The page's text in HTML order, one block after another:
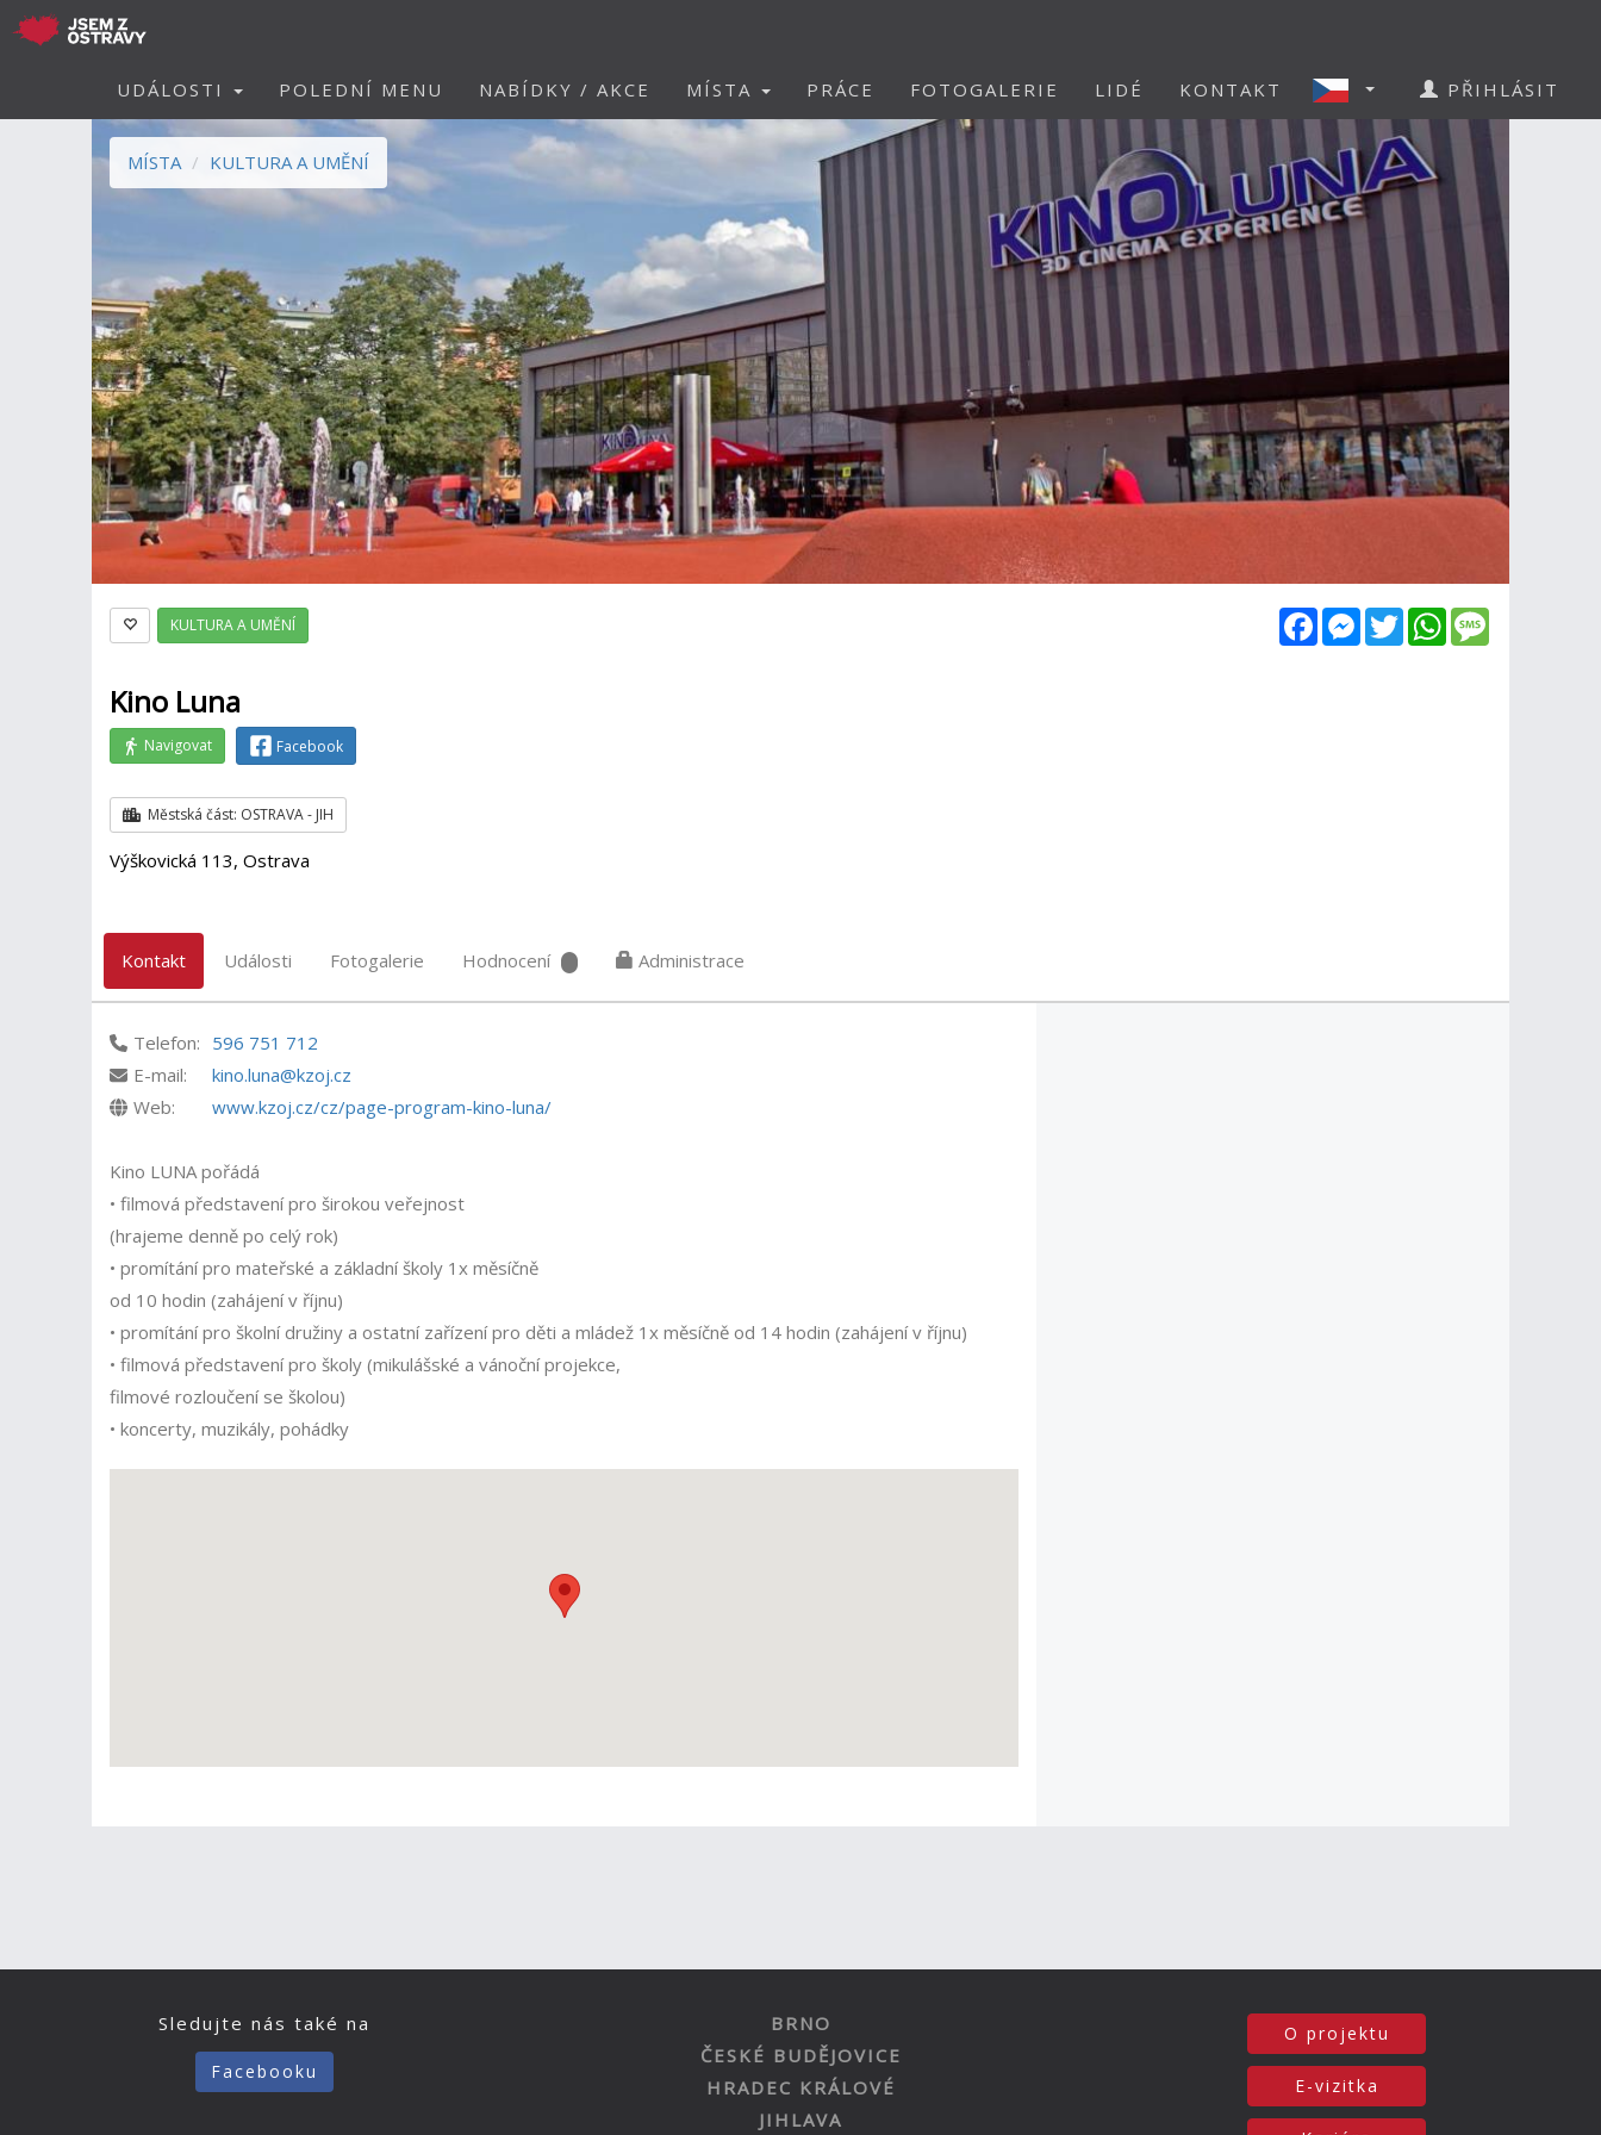
UDÁLOSTI POLEDNÍ MENU NABÍDKY / AKCE MÍSTA PRÁCE FOTOGALERIE LIDÉ KONTAKT PŘIHLÁSIT
MÍSTA KULTURA A UMĚNÍ
FacebookMessenger
TwitterWhatsApp
KULTURA A UMĚNÍ
Kino Luna
Navigovat Facebook
Městská část: OSTRAVA - JIH
Výškovická 113, Ostrava
Kontakt Události Fotogalerie Hodnocení Administrace
Telefon: 596 751 712
E-mail:
kino.luna@kzoj.cz
Web:
www.kzoj.cz/cz/page-program-kino-luna/
Kino LUNA pořádá
• filmová představení pro širokou veřejnost
(hrajeme denně po celý rok)
• promítání pro mateřské a základní školy 1x měsíčně
od 10 hodin (zahájení v říjnu)
• promítání pro školní družiny a ostatní zařízení pro děti a mládež 1x měsíčně od 14 hodin (zahájení v říjnu)
• filmová představení pro školy (mikulášské a vánoční projekce,
filmové rozloučení se školou)
• koncerty, muzikály, pohádky
Sledujte nás také na
Facebooku
BRNO
ČESKÉ BUDĚJOVICE
HRADEC KRÁLOVÉ
JIHLAVA
O projektu
E-vizitka